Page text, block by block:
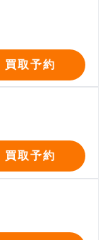
買取予約
買取予約